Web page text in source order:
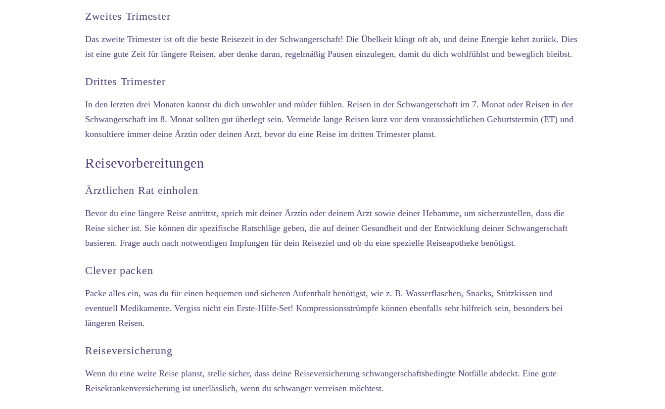
Zweites Trimester
Das zweite Trimester ist oft die beste Reisezeit in der Schwangerschaft! Die Übelkeit klingt oft ab, und deine Energie kehrt zurück. Dies
ist eine gute Zeit für längere Reisen, aber denke daran, regelmäßig Pausen einzulegen, damit du dich wohlfühlst und beweglich bleibst.
Drittes Trimester
In den letzten drei Monaten kannst du dich unwohler und müder fühlen. Reisen in der Schwangerschaft im 7. Monat oder Reisen in der
Schwangerschaft im 8. Monat sollten gut überlegt sein. Vermeide lange Reisen kurz vor dem voraussichtlichen Geburtstermin (ET) und
konsultiere immer deine Ärztin oder deinen Arzt, bevor du eine Reise im dritten Trimester planst.
Reisevorbereitungen
Ärztlichen Rat einholen
Bevor du eine längere Reise antrittst, sprich mit deiner Ärztin oder deinem Arzt sowie deiner Hebamme, um sicherzustellen, dass die
Reise sicher ist. Sie können dir spezifische Ratschläge geben, die auf deiner Gesundheit und der Entwicklung deiner Schwangerschaft
basieren. Frage auch nach notwendigen Impfungen für dein Reiseziel und ob du eine spezielle Reiseapotheke benötigst.
Clever packen
Packe alles ein, was du für einen bequemen und sicheren Aufenthalt benötigst, wie z. B. Wasserflaschen, Snacks, Stützkissen und
eventuell Medikamente. Vergiss nicht ein Erste-Hilfe-Set! Kompressionsstrümpfe können ebenfalls sehr hilfreich sein, besonders bei
längeren Reisen.
Reiseversicherung
Wenn du eine weite Reise planst, stelle sicher, dass deine Reiseversicherung schwangerschaftsbedingte Notfälle abdeckt. Eine gute
Reisekrankenversicherung ist unerlässlich, wenn du schwanger verreisen möchtest.